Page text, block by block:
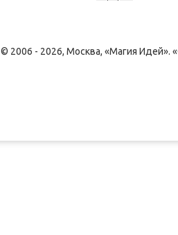
© 2006 - 2026, Москва, «Магия Идей».